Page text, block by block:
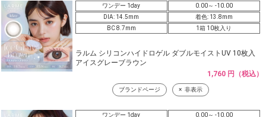
ワンデー 1day
0.00～ -10.00
DIA: 14.5mm
着色: 13.8mm
BC 8.7mm
1箱 10枚入り
ラルム シリコンハイドロゲル ダブルモイストUV 10枚入
アイスグレーブラウン
1,760 円（税込）
ブランドページ 非表示
ワンデー 1day
0.00～ -10.00